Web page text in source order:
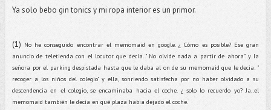
Ya solo bebo gin tonics y mi ropa interior es un primor.
(1) No he conseguido encontrar el memomaid en google. ¿ Cómo es posible? Ese gran
anuncio de teletienda con el locutor que decía.." No olvide nada a partir de ahora"..y la
señora por el parking despistada hasta que le daba al on de su memomaid que le decia: "
recoger a los niños del colegio" y ella, sonriendo satisfecha por no haber olvidado a su
descendencia en el colegio, se encaminaba hacia el coche. ¿ solo lo recuerdo yo? Ja..el
memomaid también le decía en qué plaza habia dejado el coche.